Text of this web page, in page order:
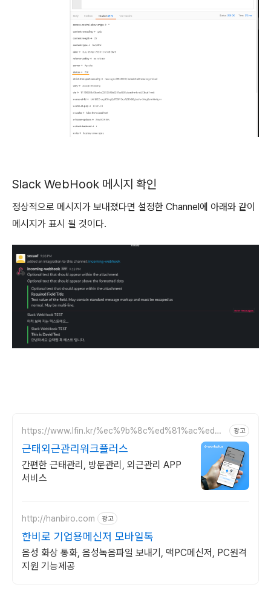
Slack WebHook 메시지 확인
정상적으로 메시지가 보내졌다면 설정한 Channel에 아래와 같이
메시지가 표시 될 것이다.
https://www.lfin.kr/%ec%9b%8c%ed%81%ac%ed%9
광고
근태외근관리워크플러스
간편한 근태관리, 방문관리, 외근관리 APP
서비스
http://hanbiro.com 광고
한비로 기업용메신저 모바일톡
음성 화상 통화, 음성녹음파일 보내기, 맥PC메신저, PC원격
지원 기능제공